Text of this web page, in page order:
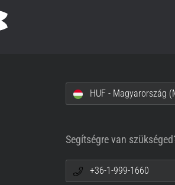
HUF - Magyarország
Segítségre van
+36-1-999-1660